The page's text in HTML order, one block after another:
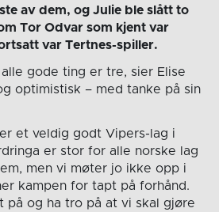
av dem, og Julie ble slått to
Tor Odvar som kjent var
var Tertnes-spiller.
gode ting er tre, sier Elise
optimistisk – med tanke på sin
et veldig godt Vipers-lag i
er stor for alle norske lag
men vi møter jo ikke opp i
kampen for tapt på forhånd.
på og ha tro på at vi skal gjøre